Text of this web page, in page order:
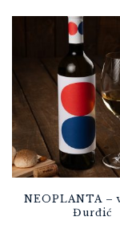
NEOPLANTA –
Đurđić